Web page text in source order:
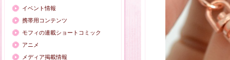
イベント情報
携帯用コンテンツ
モフィの連載ショートコミック
アニメ
メディア掲載情報